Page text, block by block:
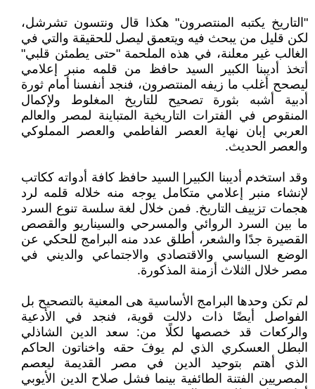
"التاريخ يكتبه المنتصرون" هكذا قال ونتسون تشرشل،
لكن قليل من يبحث فيه ويتعمق ليصل للحقيقة والتي في
الغالب غير معلنة، في هذه الملحمة "حتى يطمئن قلبي"
أتخذ أديبنا الكبير السيد حافظ من قلمه منبر إعلامي
ليصحح أغلب ما زيفه المنتصرون، فنجد أنفسنا أمام ثورة
أدبية أشبه بثورة تصحيح للتاريخ المغلوط ولإكمال
المنقوص في الفترات التاريخية المتباينة لمصر والعالم
العربي إبان نهاية العصر الفاطمي والعصر المملوكي
والعصر الحديث.
وقد استخدم أديبنا الكبير| السيد حافظ كافة أدواته ككاتب
لإنشاء منبر إعلامي متكامل يوجه منه خلاله قلمه لرد
هجمات تزييف التاريخ. فمن خلال لغة سلسة تنوع السرد
ما بين السرد الروائي والمسرحي والسيناريو والقصص
القصيرة جدًا والشعر، أطلق عدد منه البرامج للحكي عن
الوضع السياسي والاقتصادي والاجتماعي والديني في
مصر خلال الثلاث أزمنة المذكورة.
لم تكن وحدها البرامج الأساسية هى المعنية بالتصحيح بل
الفواصل أيضًا ذات دلالت قوية، فنجد في الأدعية
والركعات قد خصصها لكلًا من: سعد الدين الشاذلي
البطل العسكري الذي لم يوفَ حقه واخناتون الحاكم
الذي أهتم بتوحيد الدين في مصر القديمة ليعصم
المصريين الفتنة الطائفية بينما فشل صلاح الدين الأيوبي